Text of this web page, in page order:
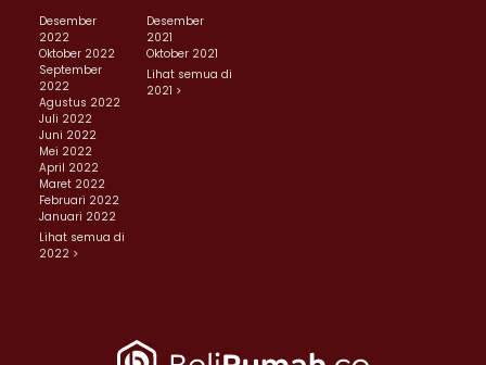
Desember
2022
Oktober 2022
September
2022
Agustus 2022
Juli 2022
Juni 2022
Mei 2022
April 2022
Maret 2022
Februari 2022
Januari 2022
Lihat semua di
2022 >
Desember
2021
Oktober 2021
Lihat semua di
2021 >